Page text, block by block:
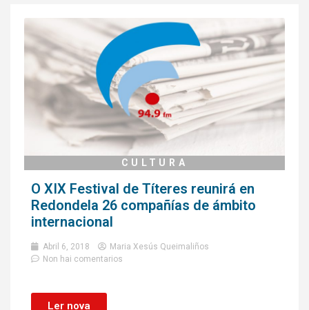
CULTURA
O XIX Festival de Títeres reunirá en
Redondela 26 compañías de ámbito
internacional
Abril 6, 2018
Maria Xesús Queimaliños
Non hai comentarios
Ler nova